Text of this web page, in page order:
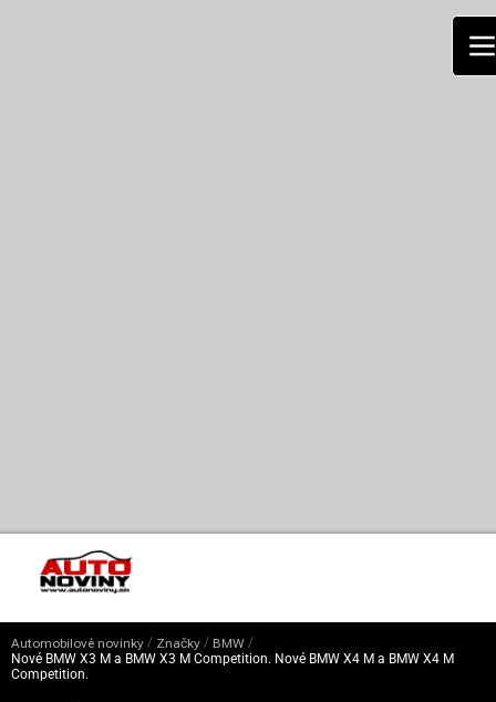
Automobilové novinky / Značky / BMW /
Nové BMW X3 M a BMW X3 M Competition. Nové BMW X4 M a BMW X4 M
Competition.